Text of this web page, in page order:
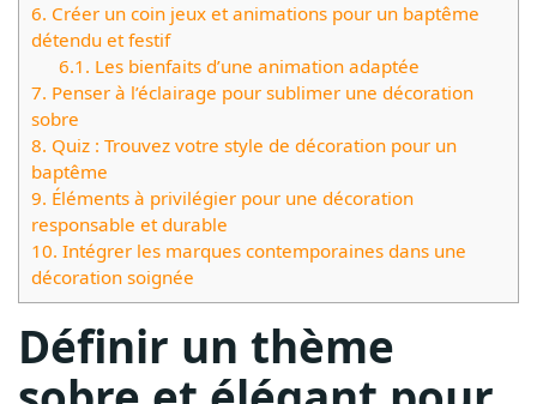
6. Créer un coin jeux et animations pour un baptême
détendu et festif
6.1. Les bienfaits d’une animation adaptée
7. Penser à l’éclairage pour sublimer une décoration
sobre
8. Quiz : Trouvez votre style de décoration pour un
baptême
9. Éléments à privilégier pour une décoration
responsable et durable
10. Intégrer les marques contemporaines dans une
décoration soignée
Définir un thème